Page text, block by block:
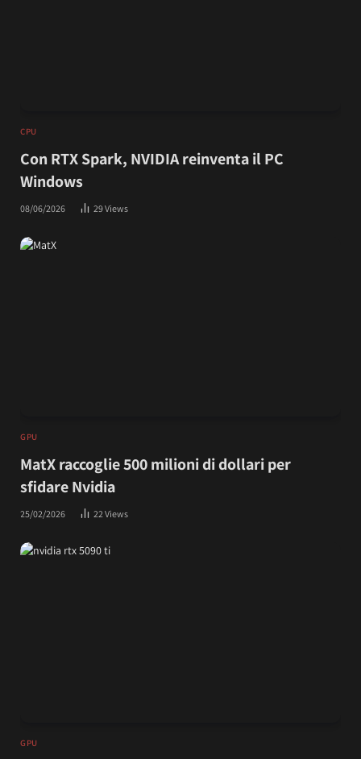
CPU
Con RTX Spark, NVIDIA reinventa il PC
Windows
08/06/2026 29Views
GPU
MatX raccoglie 500 milioni di dollari per
sfidare Nvidia
25/02/2026 22Views
GPU